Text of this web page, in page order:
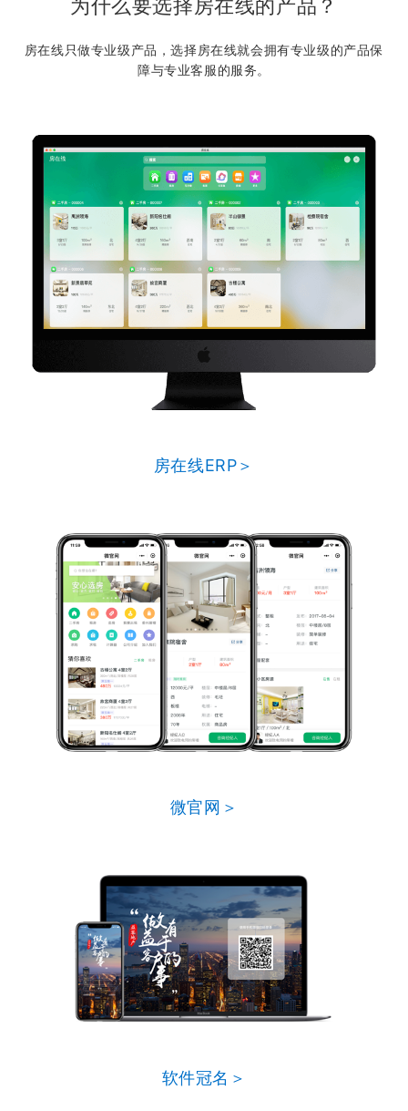
为什么要选择房在线的产品？
房在线只做专业级产品，选择房在线就会拥有专业级的产品保
障与专业客服的服务。
房在线ERP＞
微官网＞
软件冠名＞